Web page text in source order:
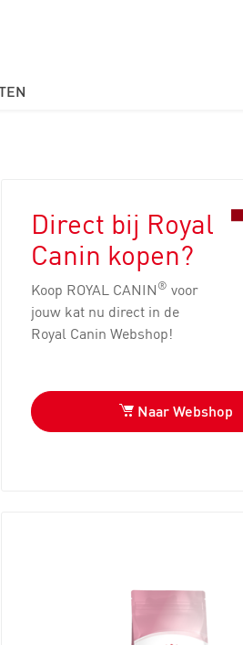
Direct bij Royal
Canin kopen?
Koop ROYAL CANIN® voor
jouw kat nu direct in de
Royal Canin Webshop!
Naar Webshop